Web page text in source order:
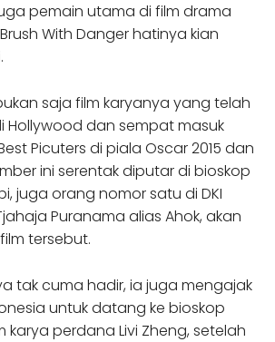
pemain utama di film drama
With Danger hatinya kian
saja film karyanya yang telah
Hollywood dan sempat masuk
Picuters di piala Oscar 2015 dan
ini serentak diputar di bioskop
juga orang nomor satu di DKI
Puranama alias Ahok, akan
tersebut.
tak cuma hadir, ia juga mengajak
untuk datang ke bioskop
karya perdana Livi Zheng, setelah